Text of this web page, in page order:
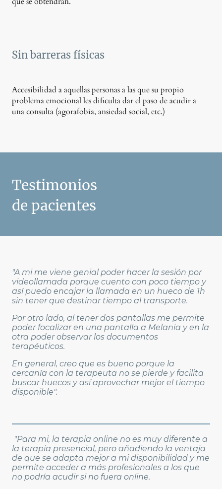
Sin barreras físicas
Accesibilidad a aquellas personas a las que su propio
problema emocional les dificulta dar el paso de acudir a
una consulta (agorafobia, ansiedad social, etc.)
Testimonios
de pacientes
"A mi me viene genial poder hacer la sesión por
videollamada porque cuento con poco tiempo y
así puedo encajar la llamada en un hueco de 1h
sin tener que destinar tiempo al transporte.
Por otro lado, al tener dos pantallas me permite
poder focalizar en una pantalla a Melania y en la
otra poder observar los documentos
terapéuticos.
En general, creo que es bueno porque la
cercanía con la terapeuta no se pierde y facilita
buscar huecos y así aprovechar mejor el tiempo
disponible".
"Para mi, la terapia online no es muy diferente a
la terapia presencial, pero añadiendo la ventaja
de que se adapta mejor a mi disponibilidad y me
permite acceder a más profesionales a los que
no podría acudir si no fuera online.